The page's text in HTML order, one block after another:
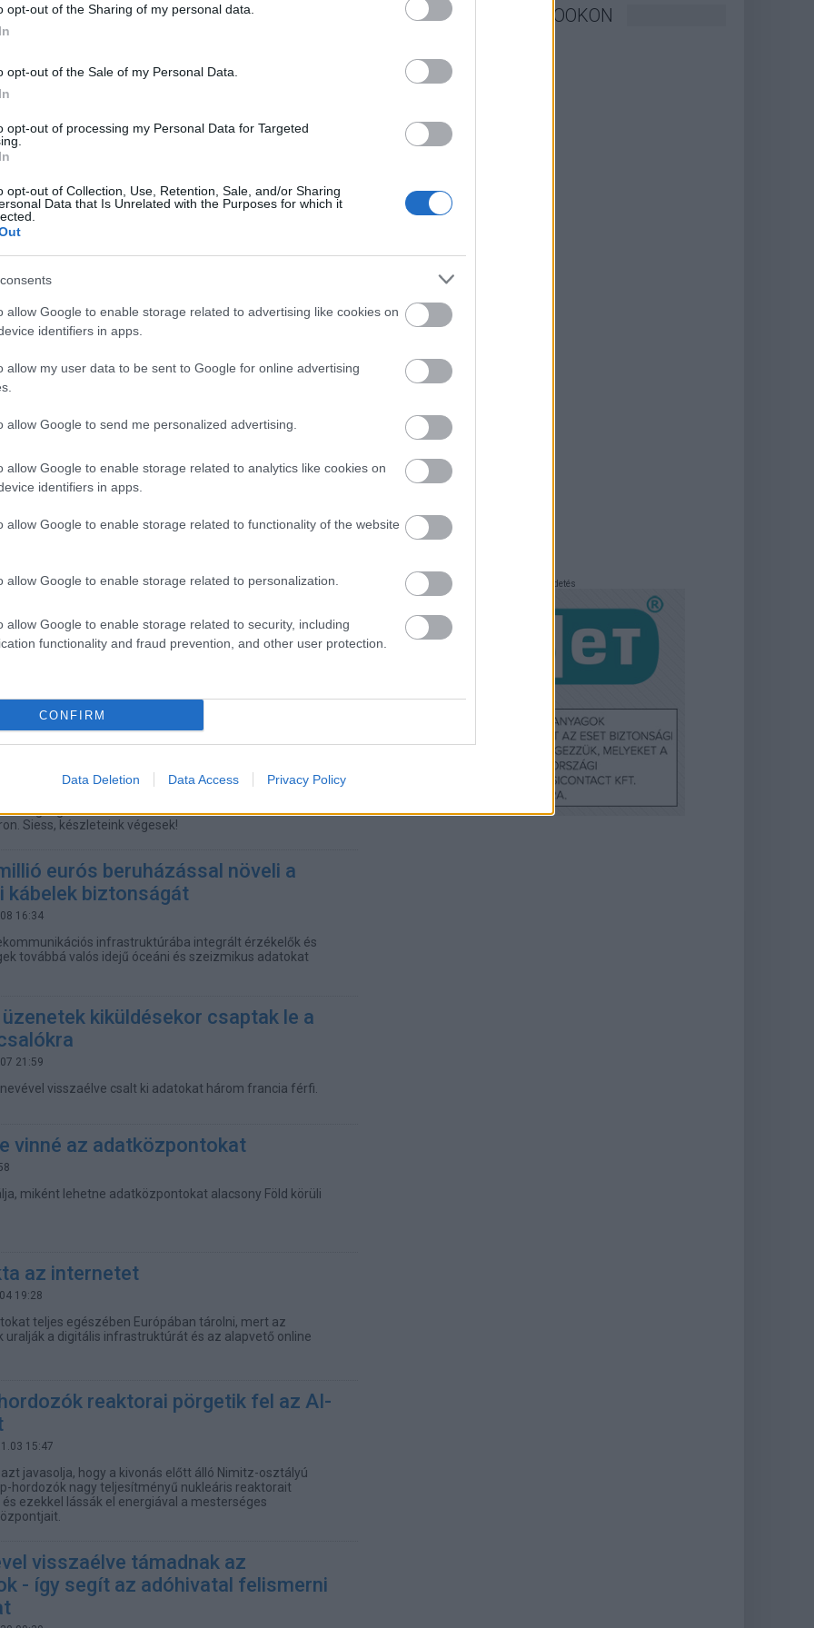
opt-out of the Sharing of my personal data.
opt-out of the Sale of my Personal Data.
opt-out of processing my Personal Data for Targeted
opt-out of Collection, Use, Retention, Sale, and/or Sharing
Data that Is Unrelated with the Purposes for which it
allow Google to enable storage related to advertising like cookies on
identifiers in apps.
allow my user data to be sent to Google for online advertising
allow Google to send me personalized advertising.
allow Google to enable storage related to analytics like cookies on
identifiers in apps.
allow Google to enable storage related to functionality of the website
allow Google to enable storage related to personalization.
allow Google to enable storage related to security, including
functionality and fraud prevention, and other user protection.
CONFIRM
Data Deletion Data Access Privacy Policy
08:18
alapinfrastruktúra.
kódját szivárogtatta ki az
11:39
intelligencia fejlesztői eszköz teljes belső
óra alatt terjedt el a GitHubon - az Anthropic emberi
közölte, hogy ügyféladat nem érintett.
még vállalati környezetben sem
15:34
adat, szervizbe kell járni. Egy flottánál ezt szorozd meg
erre kínál választ a CSM (Corporate Stable Model)
Pro WS szériás munkaállomás-alaplapjaival.
ötlete?
költségek, a technológiai akadályok és a környezeti
ötlet akár súlyosabb problémákat is okozhat, mint
09:12
sürgeti a nyugati kormányokat, hogy szigorítsák a
SSD-t? Akkor legyél PCW
tagságod mellé most 480 GB-os SSD-t választhatsz
Siess, készleteink végesek!
eurós beruházással növeli a
kábelek biztonságát
16:34
infrastruktúrába integrált érzékelők és
továbbá valós idejű óceáni és szeizmikus adatokat
kiküldésekor csaptak le a
21:59
visszaélve csalt ki adatokat három francia férfi.
vinné az adatközpontokat
miként lehetne adatközpontokat alacsony Föld körüli
az internetet
19:28
teljes egészében Európában tárolni, mert az
uralják a digitális infrastruktúrát és az alapvető online
reaktorai pörgetik fel az AI-
15:47
javasolja, hogy a kivonás előtt álló Nimitz-osztályú
hordozók nagy teljesítményű nukleáris reaktorait
ezekkel lássák el energiával a mesterséges
visszaélve támadnak az
- így segít az adóhivatal felismerni
KÖVESSEN FACEBOOKON
Hirdetés